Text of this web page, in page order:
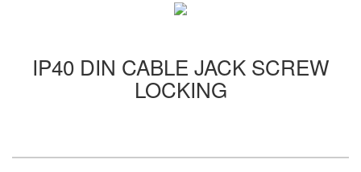
IP40 DIN CABLE JACK SCREW
LOCKING